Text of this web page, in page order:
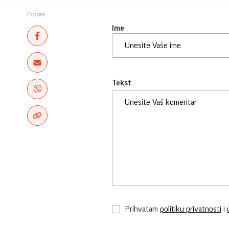
Podeli:
Ime
Tekst
Prihvatam politiku privatnosti i